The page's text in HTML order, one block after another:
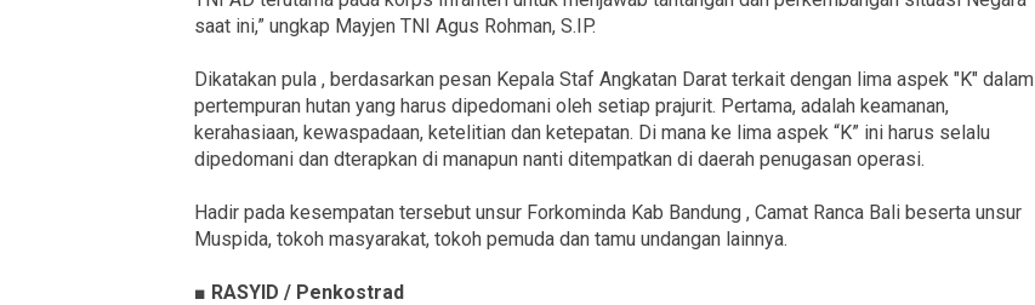
saat ini,” ungkap Mayjen TNI Agus Rohman, S.IP.
Dikatakan pula , berdasarkan pesan Kepala Staf Angkatan Darat terkait dengan lima aspek "K" dalam
pertempuran hutan yang harus dipedomani oleh setiap prajurit. Pertama, adalah keamanan,
kerahasiaan, kewaspadaan, ketelitian dan ketepatan. Di mana ke lima aspek “K” ini harus selalu
dipedomani dan dterapkan di manapun nanti ditempatkan di daerah penugasan operasi.
Hadir pada kesempatan tersebut unsur Forkominda Kab Bandung , Camat Ranca Bali beserta unsur
Muspida, tokoh masyarakat, tokoh pemuda dan tamu undangan lainnya.
■ RASYID / Penkostrad